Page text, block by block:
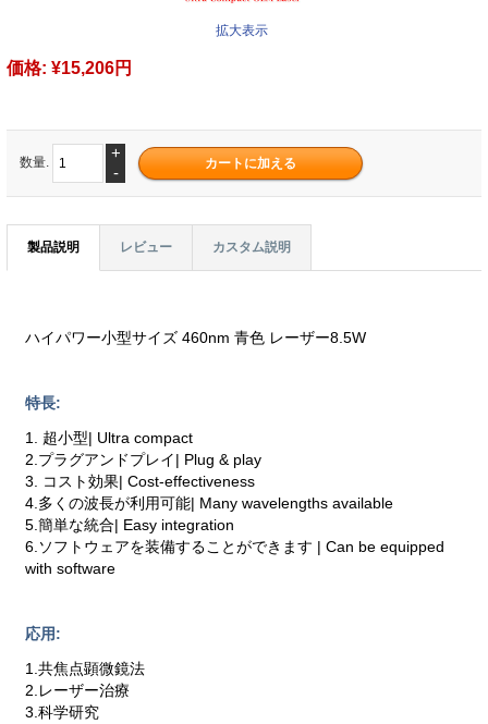
拡大表示
価格: ¥15,206円
数量.
+
-
製品説明 レビュー カスタム説明
ハイパワー小型サイズ 460nm 青色 レーザー8.5W
特長:
1. 超小型| Ultra compact
2.プラグアンドプレイ| Plug & play
3. コスト効果| Cost-effectiveness
4.多くの波長が利用可能| Many wavelengths available
5.簡単な統合| Easy integration
6.ソフトウェアを装備することができます | Can be equipped
with software
応用:
1.共焦点顕微鏡法
2.レーザー治療
3.科学研究